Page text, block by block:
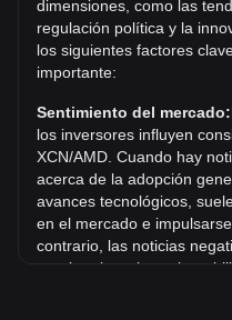
máximo histórico actual.
¿Cuál es la tendencia
En los últimos 7 días, el
aumentó un 0.15%.
cambio de Onyxcoin
armenio (AMD).
dimensiones, como las
regulación política y la
los siguientes factores
importante:
Sentimiento del mercado:
los inversores influyen
XCN/AMD. Cuando hay
acerca de la adopción
avances tecnológicos,
en el mercado e
contrario, las noticias
regulatorios y las